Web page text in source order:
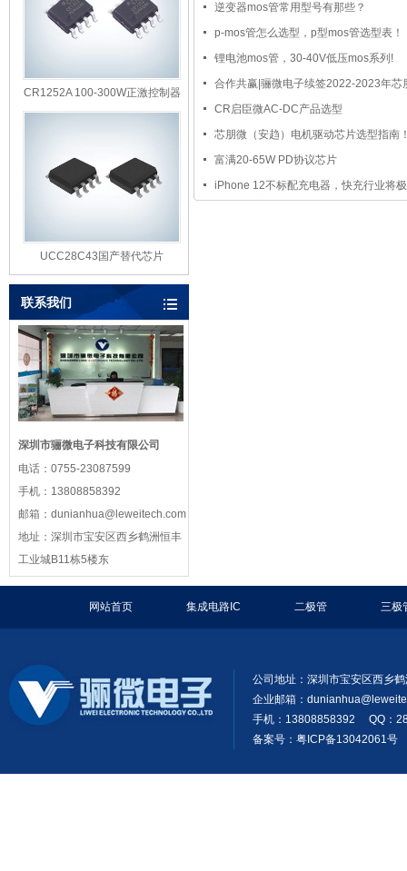
CR1252A 100-300W正激控制器
UCC28C43国产替代芯片
AP8262C
联系我们
深圳市骊微电子科技有限公司
电话：0755-23087599
手机：13808858392
邮箱：dunianhua@leweitech.com
地址：深圳市宝安区西乡鹤洲恒丰
工业城B11栋5楼东
逆变器mos管常用型号有那些？
p-mos管怎么选型，p型mos管选型表！
锂电池mos管，30-40V低压mos系列!
合作共赢|骊微电子续签2022-2023年芯
CR启臣微AC-DC产品选型
芯朋微（安趋）电机驱动芯片选型指南
富满20-65W PD协议芯片
iPhone 12不标配充电器，快充行业将
网站首页 集成电路IC 二极管 三极
公司地址：深圳市宝安区西乡
企业邮箱：
手机：13808858392 QQ：
备案号：粤ICP备13042061号